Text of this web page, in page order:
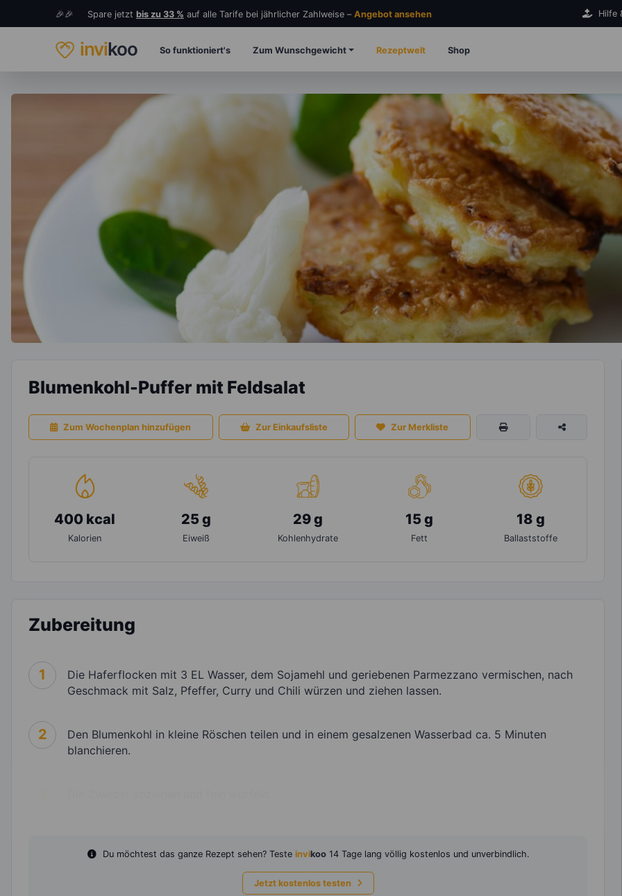
🎉🎉 Spare jetzt bis zu 33 % auf alle Tarife bei jährlicher Zahlweise – Angebot ansehen Hilfe
invikoo So funktioniert's Zum Wunschgewicht Rezeptwelt Shop
Blumenkohl-Puffer mit Feldsalat
Zum Wochenplan hinzufügen Zur Einkaufsliste Zur Merkliste
400 kcal
Kalorien
25 g
Eiweiß
29 g
Kohlenhydrate
15 g
Fett
18 g
Ballaststoffe
Zubereitung
1
Die Haferflocken mit 3 EL Wasser, dem Sojamehl und geriebenen Parmezzano vermischen, nach
Geschmack mit Salz, Pfeffer, Curry und Chili würzen und ziehen lassen.
2
Den Blumenkohl in kleine Röschen teilen und in einem gesalzenen Wasserbad ca. 5 Minuten
blanchieren.
Du möchtest das ganze Rezept sehen? Teste invikoo 14 Tage lang völlig kostenlos und unverbindlich.
Jetzt kostenlos testen